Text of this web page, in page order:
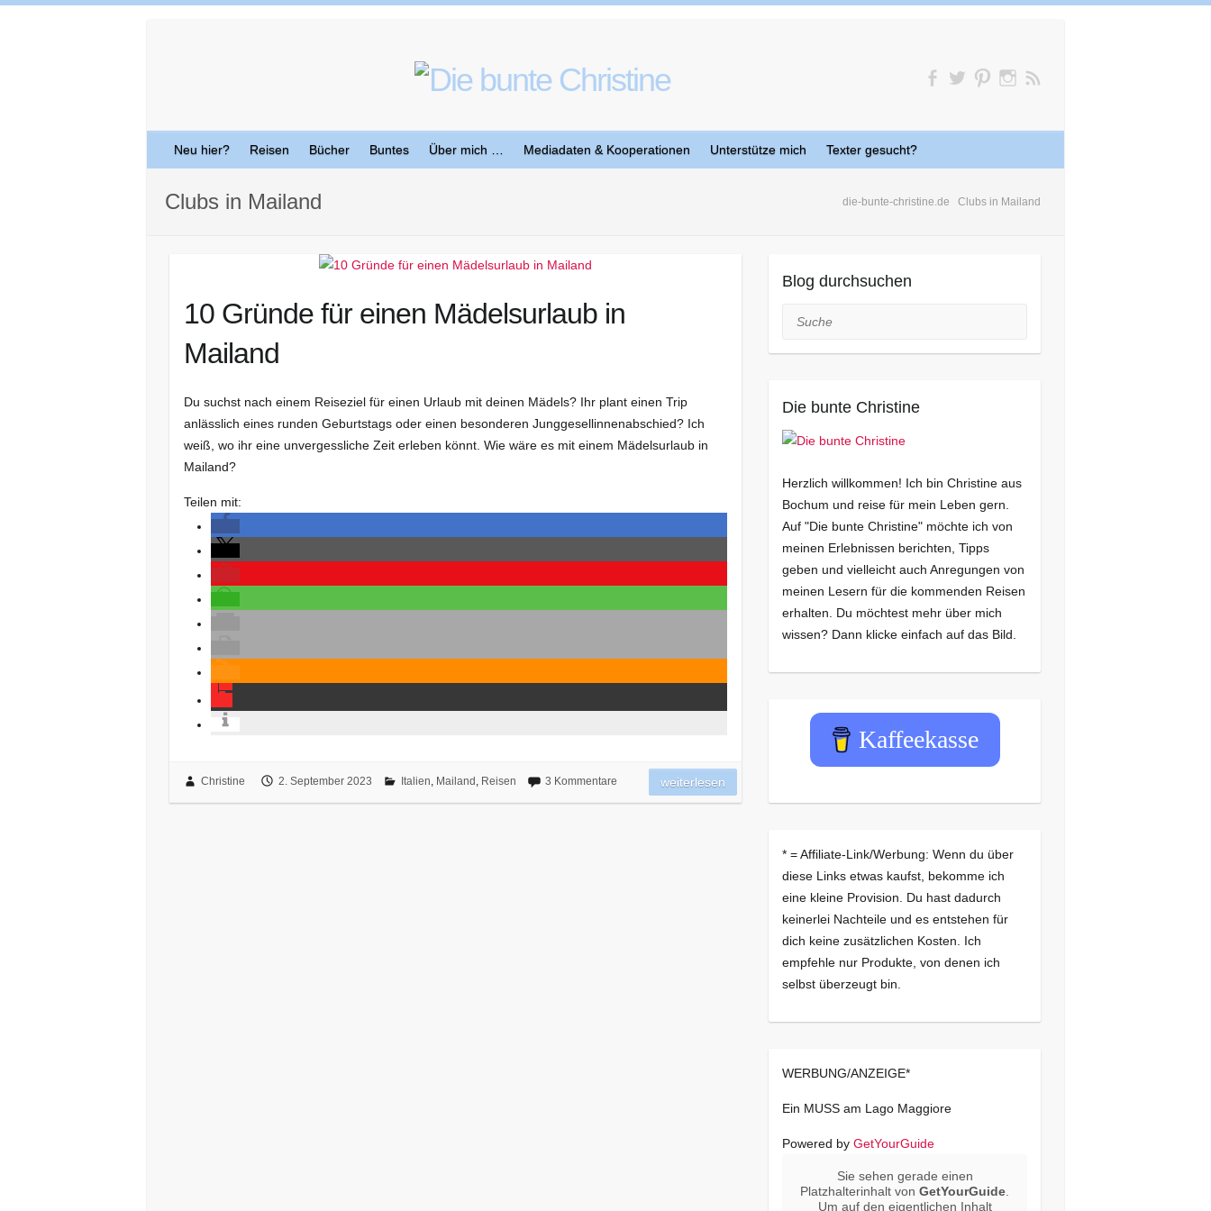
Neu hier? Reisen Bücher Buntes Über mich … Mediadaten & Kooperationen Unterstütze mich Texter gesucht?
die-bunte-christine.de Clubs in Mailand
Clubs in Mailand
10 Gründe für einen Mädelsurlaub in
Mailand
Du suchst nach einem Reiseziel für einen Urlaub mit deinen Mädels? Ihr plant einen Trip
anlässlich eines runden Geburtstags oder einen besonderen Junggesellinnenabschied? Ich
weiß, wo ihr eine unvergessliche Zeit erleben könnt. Wie wäre es mit einem Mädelsurlaub in
Mailand?
Teilen mit:
Christine 2. September 2023 Italien, Mailand , Reisen 3 Kommentare weiterlesen
Blog durchsuchen
Suche
Die bunte Christine
Herzlich willkommen! Ich bin Christine aus
Bochum und reise für mein Leben gern.
Auf "Die bunte Christine" möchte ich von
meinen Erlebnissen berichten, Tipps
geben und vielleicht auch Anregungen von
meinen Lesern für die kommenden Reisen
erhalten. Du möchtest mehr über mich
wissen? Dann klicke einfach auf das Bild.
Kaffeekasse
* = Affiliate-Link/Werbung: Wenn du über
diese Links etwas kaufst, bekomme ich
eine kleine Provision. Du hast dadurch
keinerlei Nachteile und es entstehen für
dich keine zusätzlichen Kosten. Ich
empfehle nur Produkte, von denen ich
selbst überzeugt bin.
WERBUNG/ANZEIGE*
Ein MUSS am Lago Maggiore
Powered by GetYourGuide
Sie sehen gerade einen
Platzhalterinhalt vonGetYourGuide
Um auf den eigentlichen Inhalt